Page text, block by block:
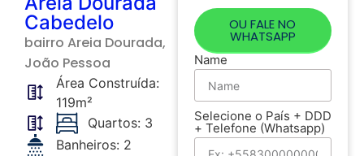
Cabedelo
bairro Areia Dourada,
João Pessoa
Área Construída:
119m²
Quartos: 3
Banheiros: 2
OU FALE NO
WHATSAPP
Name
Selecione o País + DDD
+ Telefone (Whatsapp)